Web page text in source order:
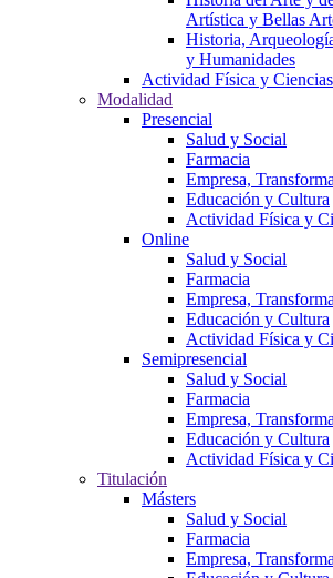
Artística y Bellas
Historia,
y Humanidades
Actividad Física y
Modalidad
Presencial
Salud y Social
Farmacia
Empresa,
Educación y Cultura
Actividad Física y
Online
Salud y Social
Farmacia
Empresa,
Educación y Cultura
Actividad Física y
Semipresencial
Salud y Social
Farmacia
Empresa,
Educación y Cultura
Actividad Física y
Titulación
Másters
Salud y Social
Farmacia
Empresa,